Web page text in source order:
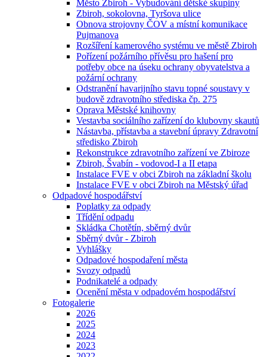
Město Zbiroh - Vybudování dětské skupiny
Zbiroh, sokolovna, Tyršova ulice
Obnova strojovny ČOV a místní komunikace
Pujmanova
Rozšíření kamerového systému ve městě Zbiroh
Pořízení požárního přívěsu pro hašení pro
potřeby obce na úseku ochrany obyvatelstva a
požární ochrany
Odstranění havarijního stavu topné soustavy v
budově zdravotního střediska čp. 275
Oprava Městské knihovny
Vestavba sociálního zařízení do klubovny skautů
Nástavba, přístavba a stavební úpravy Zdravotní
středisko Zbiroh
Rekonstrukce zdravotního zařízení ve Zbiroze
Zbiroh, Švabín - vodovod-I a II etapa
Instalace FVE v obci Zbiroh na základní školu
Instalace FVE v obci Zbiroh na Městský úřad
Odpadové hospodářství
Poplatky za odpady
Třídění odpadu
Skládka Chotětín, sběrný dvůr
Sběrný dvůr - Zbiroh
Vyhlášky
Odpadové hospodaření města
Svozy odpadů
Podnikatelé a odpady
Ocenění města v odpadovém hospodářství
Fotogalerie
2026
2025
2024
2023